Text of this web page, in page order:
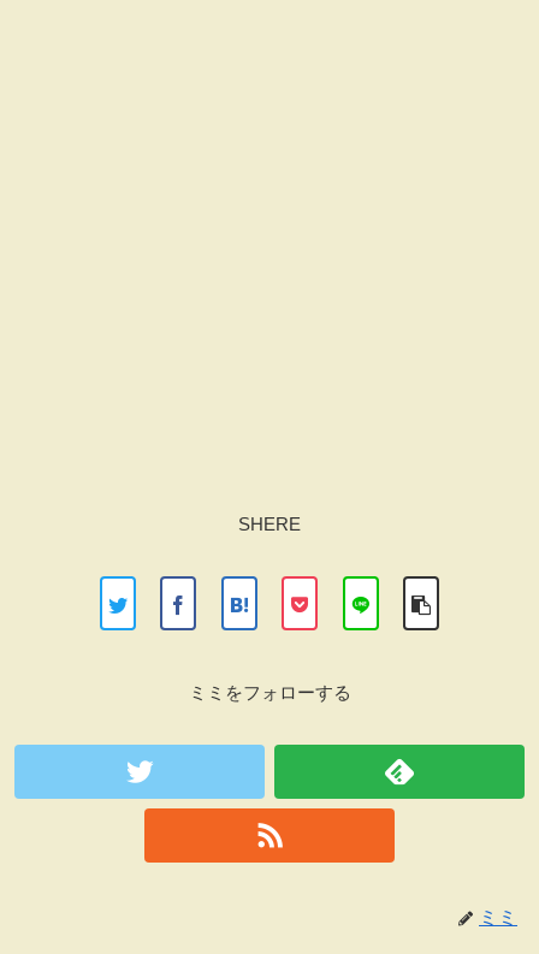
SHERE
ミミをフォローする
ミミ